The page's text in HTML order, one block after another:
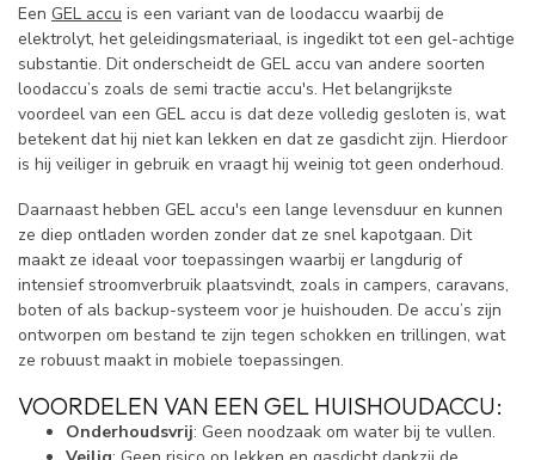
Een GEL accu is een variant van de loodaccu waarbij de
elektrolyt, het geleidingsmateriaal, is ingedikt tot een gel-achtige
substantie. Dit onderscheidt de GEL accu van andere soorten
loodaccu’s zoals de semi tractie accu's. Het belangrijkste
voordeel van een GEL accu is dat deze volledig gesloten is, wat
betekent dat hij niet kan lekken en dat ze gasdicht zijn. Hierdoor
is hij veiliger in gebruik en vraagt hij weinig tot geen onderhoud.
Daarnaast hebben GEL accu's een lange levensduur en kunnen
ze diep ontladen worden zonder dat ze snel kapotgaan. Dit
maakt ze ideaal voor toepassingen waarbij er langdurig of
intensief stroomverbruik plaatsvindt, zoals in campers, caravans,
boten of als backup-systeem voor je huishouden. De accu’s zijn
ontworpen om bestand te zijn tegen schokken en trillingen, wat
ze robuust maakt in mobiele toepassingen.
VOORDELEN VAN EEN GEL HUISHOUDACCU:
Onderhoudsvrij: Geen noodzaak om water bij te vullen.